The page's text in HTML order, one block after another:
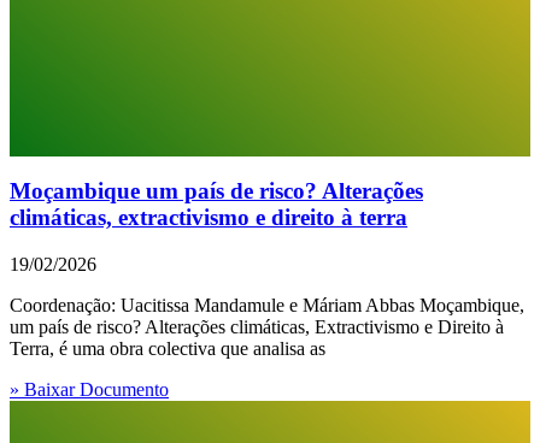
Moçambique um país de risco? Alterações
climáticas, extractivismo e direito à terra
19/02/2026
Coordenação: Uacitissa Mandamule e Máriam Abbas Moçambique,
um país de risco? Alterações climáticas, Extractivismo e Direito à
Terra, é uma obra colectiva que analisa as
» Baixar Documento